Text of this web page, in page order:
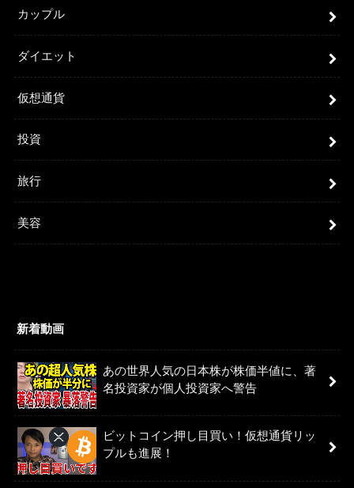
カップル
ダイエット
仮想通貨
投資
旅行
美容
新着動画
あの世界人気の日本株が株価半値に、著
名投資家が個人投資家へ警告
ビットコイン押し目買い！仮想通貨リッ
プルも進展！